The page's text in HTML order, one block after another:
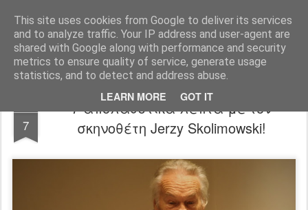
This site uses cookies from Google to deliver its services
and to analyze traffic. Your IP address and user-agent are
shared with Google along with performance and security
metrics to ensure quality of service, generate usage
statistics, and to detect and address abuse.
LEARN MORE GOT IT
FilmBoy
7
7 απολαυστικά λεπτά με τον
σκηνοθέτη Jerzy Skolimowski!